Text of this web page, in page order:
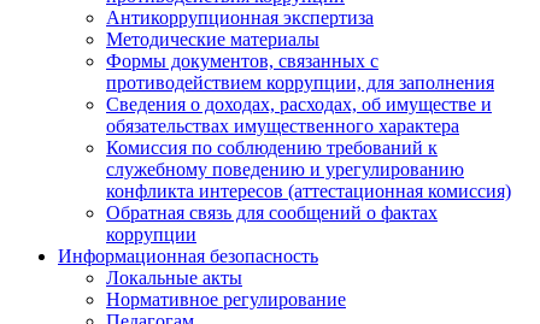
Антикоррупционная экспертиза
Методические материалы
Формы документов, связанных с
противодействием коррупции, для заполнения
Сведения о доходах, расходах, об имуществе и
обязательствах имущественного характера
Комиссия по соблюдению требований к
служебному поведению и урегулированию
конфликта интересов (аттестационная комиссия)
Обратная связь для сообщений о фактах
коррупции
Информационная безопасность
Локальные акты
Нормативное регулирование